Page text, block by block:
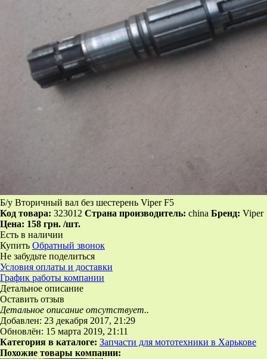
Б/у Вторичный вал без шестерень Viper F5
Код товара: 323012 Страна производитель: china Бренд: Viper
Цена: 158 грн. /шт.
Есть в наличии
Купить Обратный звонок
Не забудьте поделиться
Условия оплаты и доставки
График работы компании
Детальное описание
Оставить отзыв
Детальное описание отсутствует..
Добавлен: 23 декабря 2017, 21:29
Обновлён: 15 марта 2019, 21:11
Категория в каталоге: Запчасти для мототехники в Харькове
Похожие товары компании: